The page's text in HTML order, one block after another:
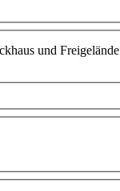
und Freigelände